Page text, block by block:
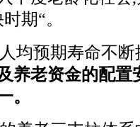
期“。
均预期寿命不
养老资金的配
。